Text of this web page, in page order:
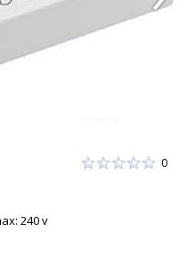
0
240 v